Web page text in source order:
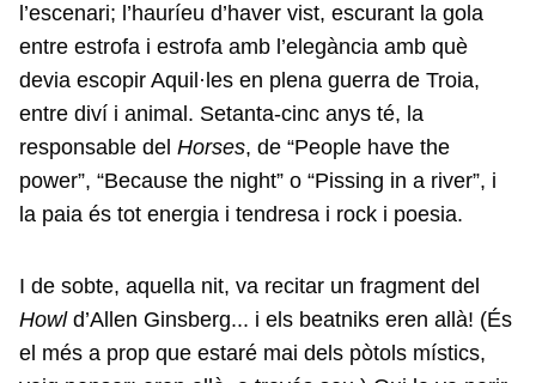
l’escenari; l’hauríeu d’haver vist, escurant la gola
entre estrofa i estrofa amb l’elegància amb què
devia escopir Aquil·les en plena guerra de Troia,
entre diví i animal. Setanta-cinc anys té, la
responsable del Horses, de “People have the
power”, “Because the night” o “Pissing in a river”, i
la paia és tot energia i tendresa i rock i poesia.
I de sobte, aquella nit, va recitar un fragment del
Howld’Allen Ginsberg... i els beatniks eren allà! (És
el més a prop que estaré mai dels pòtols místics,